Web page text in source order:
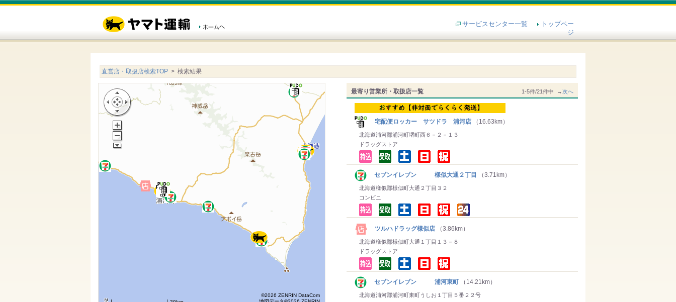
サービスセンター一覧
トップペー
ジ
直営店・取扱店検索TOP > 検索結果
最寄り営業所・取扱店一覧 1-5件/21件中 →次へ
宅配便ロッカー サツドラ 浦河店 （16.63km）
北海道浦河郡浦河町堺町西６－２－１３
ドラッグストア
セブンイレブン 様似大通２丁目 （3.71km）
北海道様似郡様似町大通２丁目３２
コンビニ
ツルハドラッグ様似店 （3.86km）
北海道様似郡様似町大通１丁目１３－８
ドラッグストア
セブンイレブン 浦河東町 （14.21km）
北海道浦河郡浦河町東町うしお１丁目５番２２号
©2026 ZENRIN DataCom